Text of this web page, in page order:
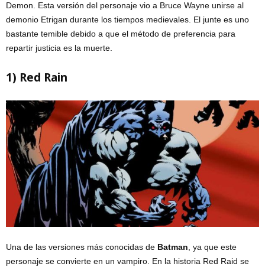
Demon. Esta versión del personaje vio a Bruce Wayne unirse al
demonio Etrigan durante los tiempos medievales. El junte es uno
bastante temible debido a que el método de preferencia para
repartir justicia es la muerte.
1) Red Rain
Una de las versiones más conocidas de Batman, ya que este
personaje se convierte en un vampiro. En la historia Red Raid se